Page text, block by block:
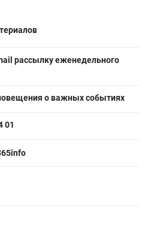
рассылку еженедельного
о важных событиях
01